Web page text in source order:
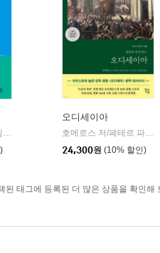
프리드리히 니체 저/김철 편역
오디세이아
호메로스 저/페테르 파울 루벤스 그림/박문재 역
24,300원 (10% 할인)
된 태그에 등록된 더 많은 상품을 확인해